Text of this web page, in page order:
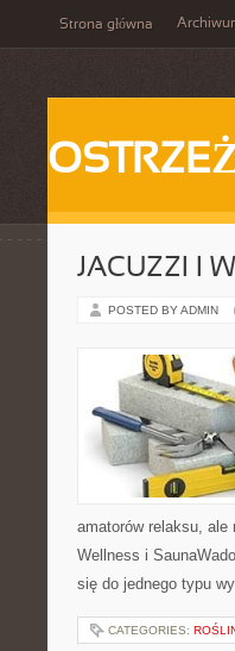
Strona główna
JACUZZI I
POSTED BY ADMIN
amatorów relaksu,
Wellness i
się do jednego typu
CATEGORIES: